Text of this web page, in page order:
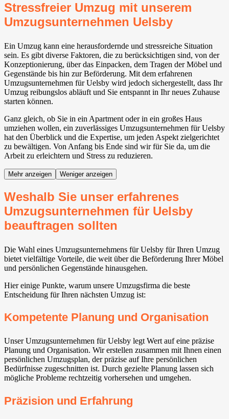
Stressfreier Umzug mit unserem
Umzugsunternehmen Uelsby
Ein Umzug kann eine herausfordernde und stressreiche Situation
sein. Es gibt diverse Faktoren, die zu berücksichtigen sind, von der
Konzeptionierung, über das Einpacken, dem Tragen der Möbel und
Gegenstände bis hin zur Beförderung. Mit dem erfahrenen
Umzugsunternehmen für Uelsby wird jedoch sichergestellt, dass Ihr
Umzug reibungslos abläuft und Sie entspannt in Ihr neues Zuhause
starten können.
Ganz gleich, ob Sie in ein Apartment oder in ein großes Haus
umziehen wollen, ein zuverlässiges Umzugsunternehmen für Uelsby
hat den Überblick und die Expertise, um jeden Aspekt zielgerichtet
zu bewältigen. Von Anfang bis Ende sind wir für Sie da, um die
Arbeit zu erleichtern und Stress zu reduzieren.
Mehr anzeigen Weniger anzeigen
Weshalb Sie unser erfahrenes
Umzugsunternehmen für Uelsby
beauftragen sollten
Die Wahl eines Umzugsunternehmens für Uelsby für Ihren Umzug
bietet vielfältige Vorteile, die weit über die Beförderung Ihrer Möbel
und persönlichen Gegenstände hinausgehen.
Hier einige Punkte, warum unsere Umzugsfirma die beste
Entscheidung für Ihren nächsten Umzug ist:
Kompetente Planung und Organisation
Unser Umzugsunternehmen für Uelsby legt Wert auf eine präzise
Planung und Organisation. Wir erstellen zusammen mit Ihnen einen
persönlichen Umzugsplan, der präzise auf Ihre persönlichen
Bedürfnisse zugeschnitten ist. Durch gezielte Planung lassen sich
mögliche Probleme rechtzeitig vorhersehen und umgehen.
Präzision und Erfahrung